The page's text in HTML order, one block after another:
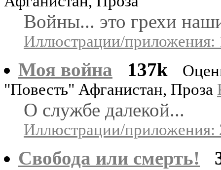
Войны... это грехи
Иллюстрации/приложения:
Моя война 137k
"Повесть" Афганистан, Проза
О службе далекой...
Иллюстрации/приложения:
Свобода или смерть!